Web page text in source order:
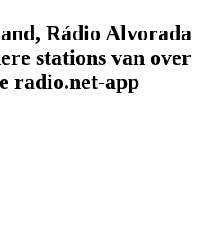
Rádio Alvorada
stations van over
radio.net-app